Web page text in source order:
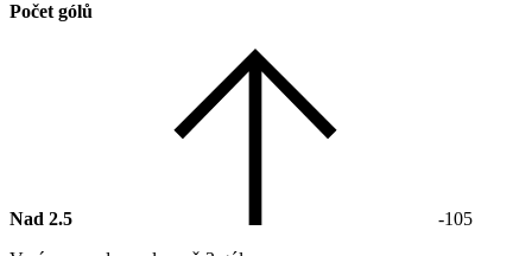
Počet gólů
Nad 2.5
-105